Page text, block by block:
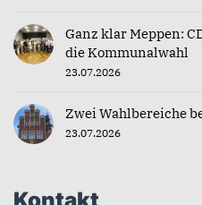
Ganz klar Meppen:
die Kommunalwahl
23.07.2026
Zwei Wahlbereiche
23.07.2026